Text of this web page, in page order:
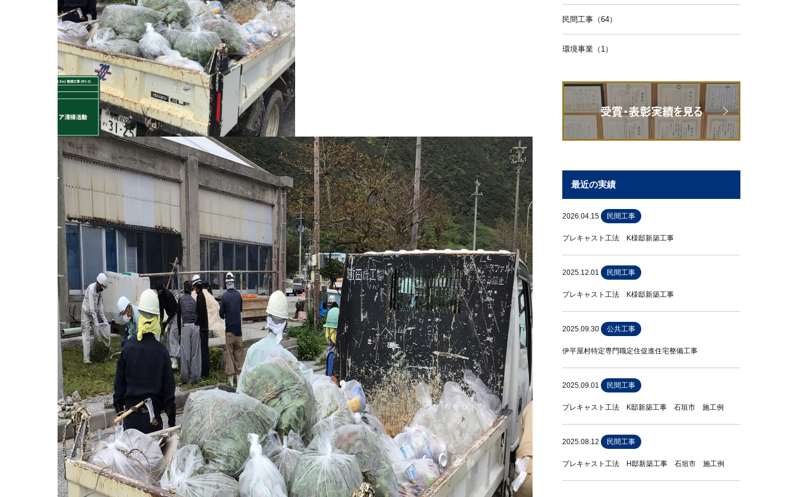
民間工事（64）
環境事業（1）
最近の実績
2026.04.15 民間工事
プレキャスト工法 K様邸新築工事
2025.12.01 民間工事
プレキャスト工法 K様邸新築工事
2025.09.30 公共工事
伊平屋村特定専門職定住促進住宅整備工事
2025.09.01 民間工事
プレキャスト工法 K邸新築工事 石垣市 施工例
2025.08.12 民間工事
プレキャスト工法 H邸新築工事 石垣市 施工例